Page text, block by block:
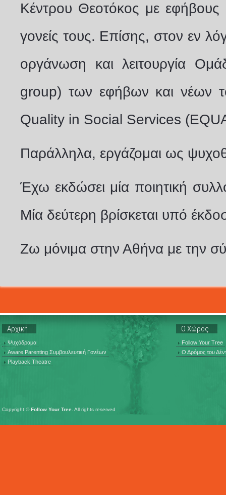
Κέντρου Θεοτόκος με εφήβους
γονείς τους. Eπίσης, στον εν
οργάνωση και λειτουργία
group) των εφήβων και νέων
Quality in Social Services
Παράλληλα, εργάζομαι ως
Έχω εκδώσει μία ποιητική
Μία δεύτερη βρίσκεται υπό
Ζω μόνιμα στην Αθήνα με την
Αρχική
Ψυχόδραμα
Aware Parenting Συμβουλευτική Γονέων
Playback Theatre
Ο Χώρος
Follow Your Tree
Ο Δρόμος του
Copyright © Follow Your Tree. All rights reserved